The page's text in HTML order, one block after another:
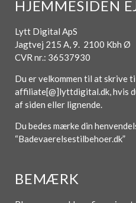
HJEMMESIDEN
Lytt Digital ApS
Jagtvej 215 A, 9. 2100 Kbh Ø
CVR nr.: 36537930
Du er velkommen til at skrive
affiliate[@]lyttdigital.dk, hvis
af siden eller lignende.
Du bedes mærke din
“Badevaerelsestilbehoer.dk”
BEMÆRK